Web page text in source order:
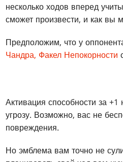
несколько ходов вперед
сможет произвести, и как вы
Предположим, что у
Чандра, Факел Непокорности
Активация способности за
угрозу. Возможно, вас не
повреждения.
Но эмблема вам точно не